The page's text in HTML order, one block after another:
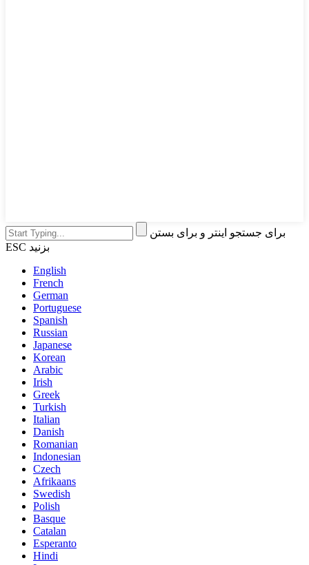
برای جستجو اینتر و برای بستن
ESC بزنید
English
French
German
Portuguese
Spanish
Russian
Japanese
Korean
Arabic
Irish
Greek
Turkish
Italian
Danish
Romanian
Indonesian
Czech
Afrikaans
Swedish
Polish
Basque
Catalan
Esperanto
Hindi